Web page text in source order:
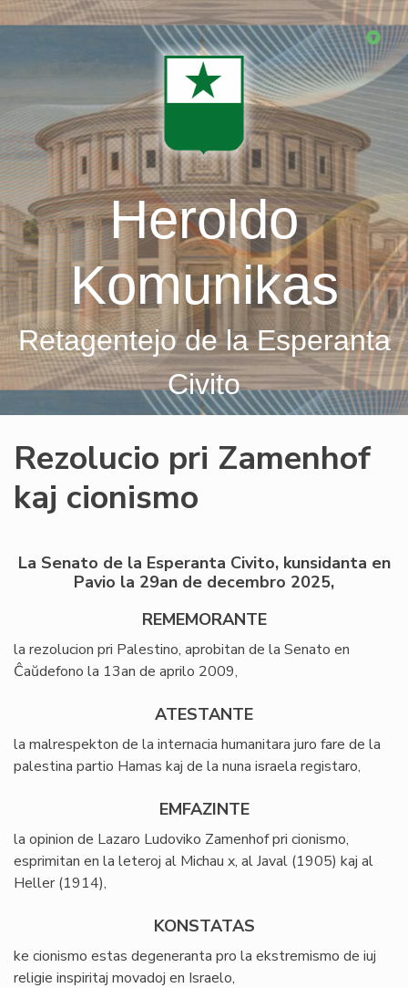
Skip
Heroldo
Komunikas
Retagentejo de la Esperanta
Civito
Rezolucio pri Zamenhof
kaj cionismo
La Senato de la Esperanta Civito, kunsidanta en
Pavio la 29an de decembro 2025,
REMEMORANTE
la rezolucion pri Palestino, aprobitan de la Senato en
Ĉaŭdefono la 13an de aprilo 2009,
ATESTANTE
la malrespekton de la internacia humanitara juro fare de la
palestina partio Hamas kaj de la nuna israela registaro,
EMFAZINTE
la opinion de Lazaro Ludoviko Zamenhof pri cionismo,
esprimitan en la leteroj al Michau x, al Javal (1905) kaj al
Heller (1914),
KONSTATAS
ke cionismo estas degeneranta pro la ekstremismo de iuj
religie inspiritaj movadoj en Israelo,